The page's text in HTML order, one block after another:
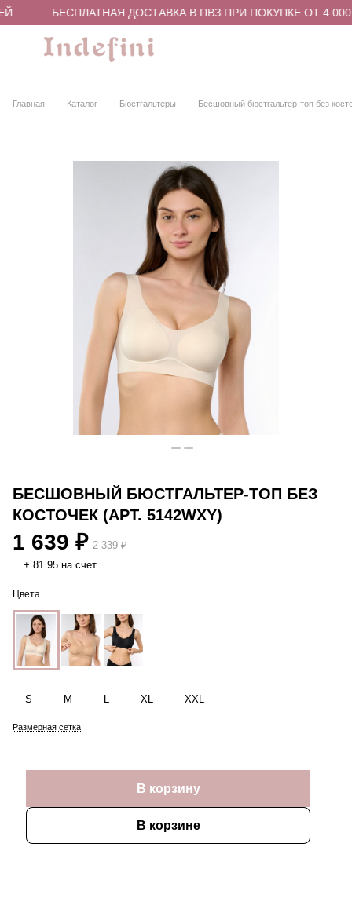
БЕСПЛАТНАЯ ДОСТАВКА В ПВЗ ПРИ ПОКУПКЕ ОТ 4 000
Главная – Каталог – Бюстгальтеры – Бесшовный бюстгальтер-топ без
БЕСШОВНЫЙ БЮСТГАЛЬТЕР-ТОП БЕЗ
КОСТОЧЕК (АРТ. 5142WXY)
1 639 ₽ 2 339 ₽
+ 81.95 на счет
Цвета
S M L XL XXL
Размерная сетка
В корзину
В корзине